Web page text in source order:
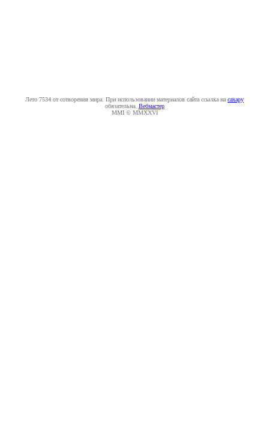
Лето 7534 от сотворения мира. При использовании материалов сайта ссылка на caxapу
обязательна. Вебмастер
MMI © MMXXVI